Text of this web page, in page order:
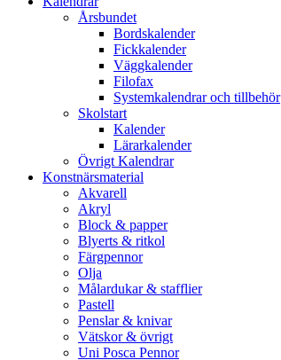
Årsbundet
Bordskalender
Fickkalender
Väggkalender
Filofax
Systemkalendrar och tillbehör
Skolstart
Kalender
Lärarkalender
Övrigt Kalendrar
Konstnärsmaterial
Akvarell
Akryl
Block & papper
Blyerts & ritkol
Färgpennor
Olja
Målardukar & stafflier
Pastell
Penslar & knivar
Vätskor & övrigt
Uni Posca Pennor